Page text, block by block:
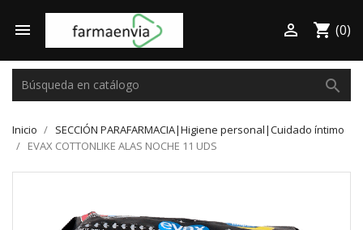
 shopping_cart (0)

search
Inicio
SECCIÓN PARAFARMACIA|Higiene personal|Cuidado íntimo
EVAX COTTONLIKE ALAS NOCHE 11 UDS